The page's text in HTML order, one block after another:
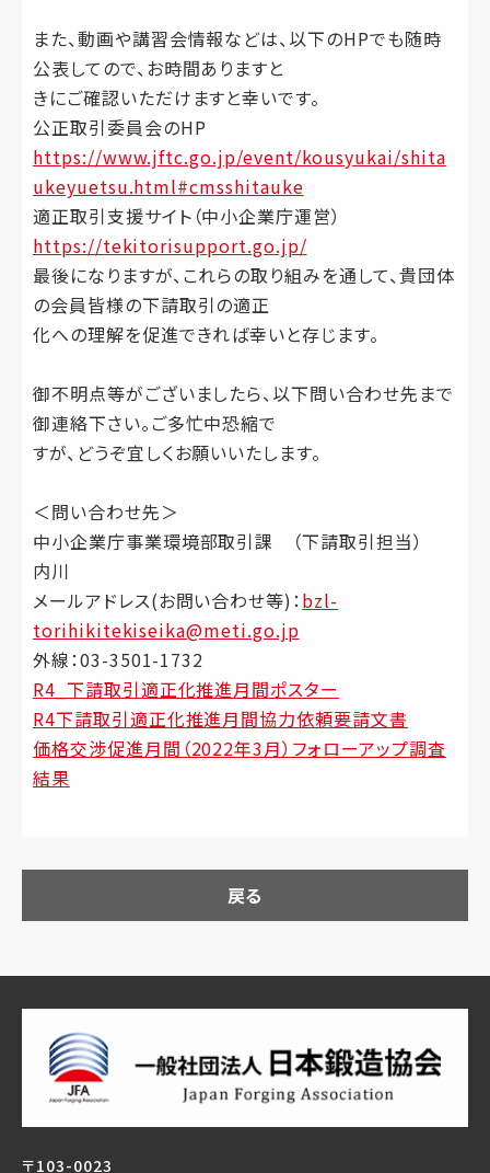
また、動画や講習会情報などは、以下のHPでも随時
公表してので、お時間ありますと
きにご確認いただけますと幸いです。
公正取引委員会のHP
https://www.jftc.go.jp/event/kousyukai/shita
ukeyuetsu.html#cmsshitauke
適正取引支援サイト（中小企業庁運営）
https://tekitorisupport.go.jp/
最後になりますが、これらの取り組みを通して、貴団体
の会員皆様の下請取引の適正
化への理解を促進できれば幸いと存じます。
御不明点等がございましたら、以下問い合わせ先まで
御連絡下さい。ご多忙中恐縮で
すが、どうぞ宜しくお願いいたします。
＜問い合わせ先＞
中小企業庁事業環境部取引課 （下請取引担当）
内川
メールアドレス(お問い合わせ等)： bzl-
torihikitekiseika@meti.go.jp
外線：03-3501-1732
R4_下請取引適正化推進月間ポスター
R4下請取引適正化推進月間協力依頼要請文書
価格交渉促進月間（2022年3月）フォローアップ調査
結果
戻る
〒103-0023